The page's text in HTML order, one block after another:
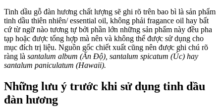
Tinh dầu gỗ đàn hương chất lượng sẽ ghi rõ trên bao bì là sản phẩm
tinh dầu thiên nhiên/ essential oil, không phải fragance oil hay bất
cứ từ ngữ nào tương tự bởi phần lớn những sản phẩm này đều pha
tạp hoặc được tổng hợp mà nên và không thể được sử dụng cho
mục đích trị liệu. Nguồn gốc chiết xuất cũng nên được ghi chú rõ
ràng là santalum album (Ấn Độ), santalum spicatum (Úc) hay
santalum paniculatum (Hawaii).
Những lưu ý trước khi sử dụng tinh dầu
đàn hương